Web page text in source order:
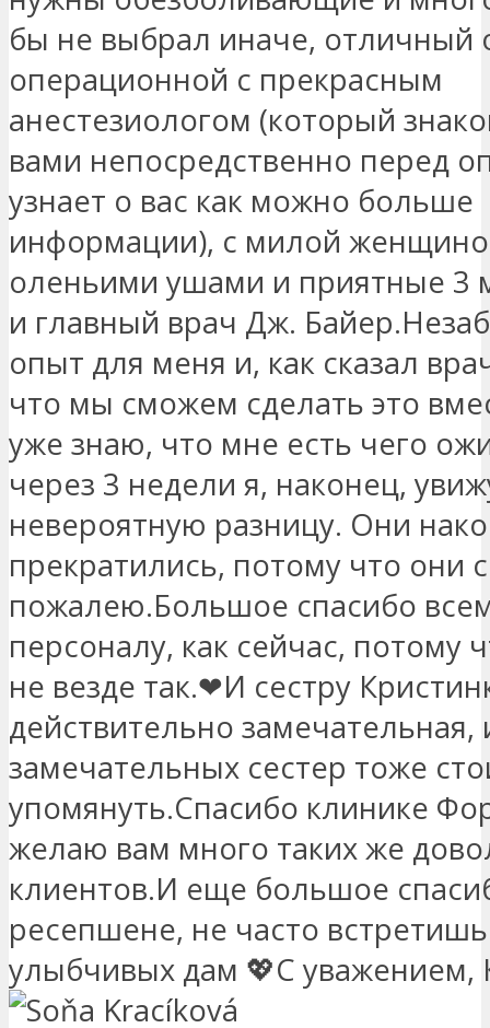
бы не выбрал иначе, отличный
операционной с прекрасным
анестезиологом (который
вами непосредственно перед
узнает о вас как можно больше
информации), с милой
оленьими ушами и приятные 3
и главный врач Дж.
опыт для меня и, как сказал
что мы сможем сделать это
уже знаю, что мне есть чего
через 3 недели я, наконец,
невероятную разницу. Они
прекратились, потому что они
пожалею.Большое спасибо
персоналу, как сейчас, потому
не везде так.❤И сестру
действительно замечательная,
замечательных сестер тоже
упомянуть.Спасибо клинике
желаю вам много таких же
клиентов.И еще большое
ресепшене, не часто
улыбчивых дам 💖С уважением,